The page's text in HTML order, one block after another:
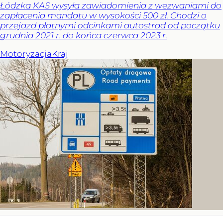
Łódzka KAS wysyła zawiadomienia z wezwaniami do
zapłacenia mandatu w wysokości 500 zł. Chodzi o
przejazd płatnymi odcinkami autostrad od początku
grudnia 2021 r. do końca czerwca 2023 r.
MotoryzacjaKraj